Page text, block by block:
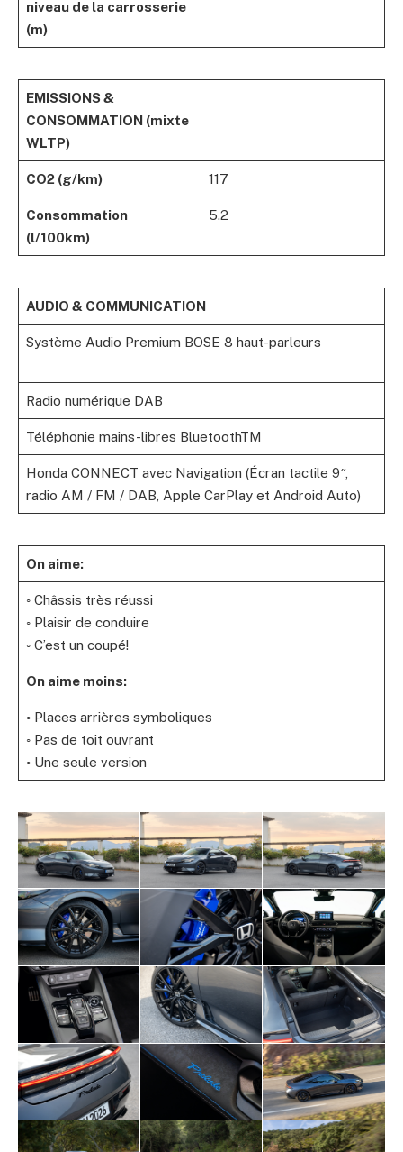
niveau de la carrosserie
(m)
EMISSIONS &
CONSOMMATION (mixte
WLTP)
CO2 (g/km) 117
Consommation
(l/100km)
5.2
AUDIO & COMMUNICATION
Système Audio Premium BOSE 8 haut-parleurs
Radio numérique DAB
Téléphonie mains-libres BluetoothTM
Honda CONNECT avec Navigation (Écran tactile 9″,
radio AM / FM / DAB, Apple CarPlay et Android Auto)
On aime:
◦ Châssis très réussi
◦ Plaisir de conduire
◦ C’est un coupé!
On aime moins:
◦ Places arrières symboliques
◦ Pas de toit ouvrant
◦ Une seule version